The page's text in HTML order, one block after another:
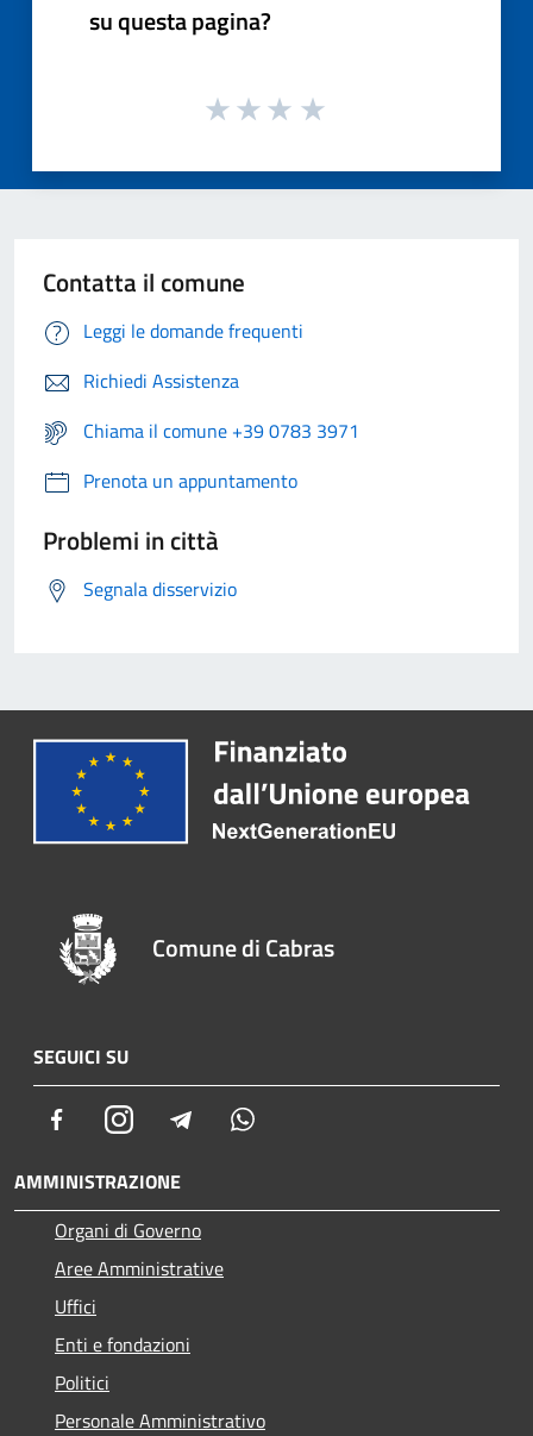
su questa pagina?
Contatta il comune
Leggi le domande frequenti
Richiedi Assistenza
Chiama il comune +39 0783 3971
Prenota un appuntamento
Problemi in città
Segnala disservizio
Comune di Cabras
SEGUICI SU
FacebookInstagram Telegram
AMMINISTRAZIONE
Organi di Governo
Aree Amministrative
Uffici
Enti e fondazioni
Politici
Personale Amministrativo